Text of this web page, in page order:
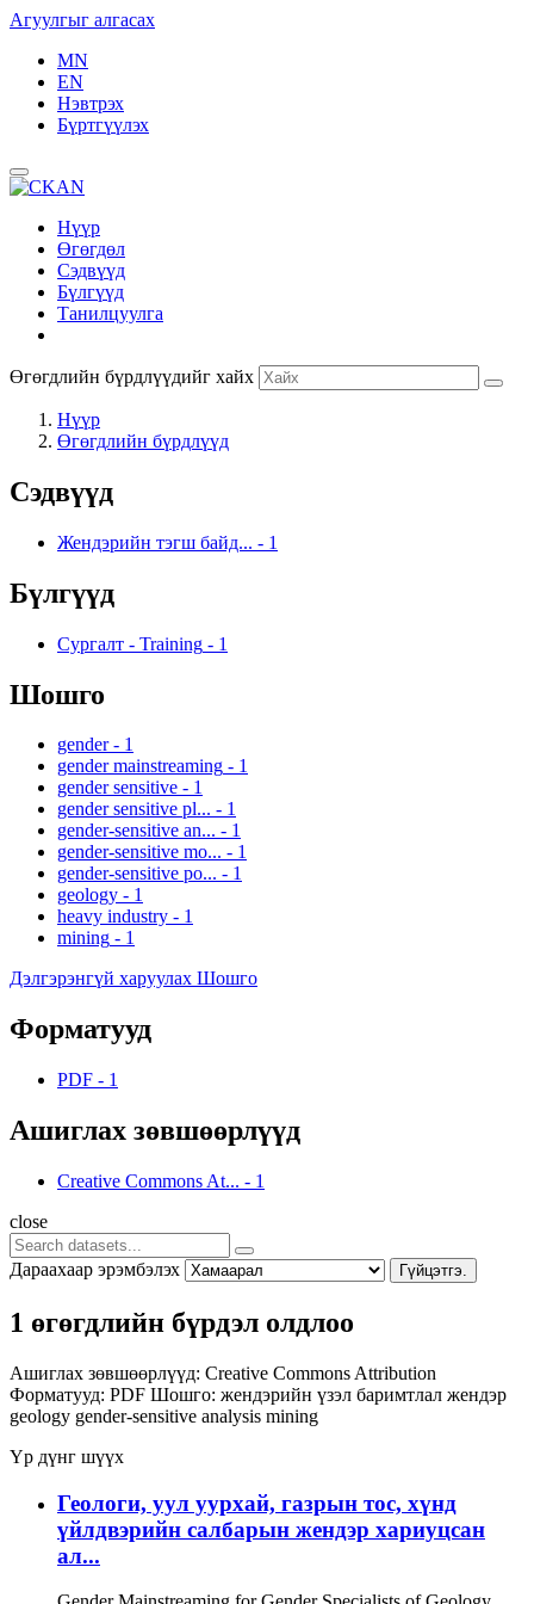
Агуулгыг алгасах
MN
EN
Нэвтрэх
Бүртгүүлэх
Нүүр
Өгөгдөл
Сэдвүүд
Бүлгүүд
Танилцуулга
Өгөгдлийн бүрдлүүдийг хайх
Нүүр
Өгөгдлийн бүрдлүүд
Сэдвүүд
Жендэрийн тэгш байд... - 1
Бүлгүүд
Сургалт - Training - 1
Шошго
gender - 1
gender mainstreaming - 1
gender sensitive - 1
gender sensitive pl... - 1
gender-sensitive an... - 1
gender-sensitive mo... - 1
gender-sensitive po... - 1
geology - 1
heavy industry - 1
mining - 1
Дэлгэрэнгүй харуулах Шошго
Форматууд
PDF - 1
Ашиглах зөвшөөрлүүд
Creative Commons At... - 1
close
Дараахаар эрэмбэлэх Гүйцэтгэ.
1 өгөгдлийн бүрдэл олдлоо
Ашиглах зөвшөөрлүүд: Creative Commons Attribution
Форматууд: PDF Шошго: жендэрийн үзэл баримтлал жендэр
geology gender-sensitive analysis mining
Үр дүнг шүүх
Геологи, уул уурхай, газрын тос, хүнд
үйлдвэрийн салбарын жендэр хариуцсан
ал...